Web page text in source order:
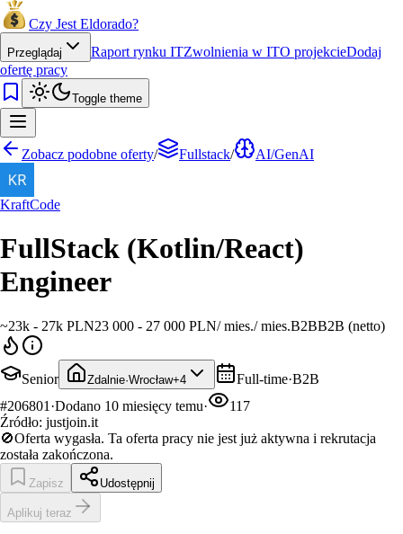
Czy Jest Eldorado?
Przeglądaj Raport rynku ITZwolnienia w ITO projekcieDodaj
ofertę pracy
Toggle theme
Zobacz podobne oferty/ Fullstack/ AI/GenAI
KraftCode
FullStack (Kotlin/React)
Engineer
~23k - 27k PLN23 000 - 27 000 PLN/mies./mies.B2BB2B (netto)
Senior Zdalnie·Wrocław+4 Full-time·B2B
#206801 ·Dodano 10 miesięcy temu·
117
Źródło: justjoin.it
🚫Oferta wygasła. Ta oferta pracy nie jest już aktywna i rekrutacja
została zakończona.
Zapisz Udostępnij
Aplikuj teraz